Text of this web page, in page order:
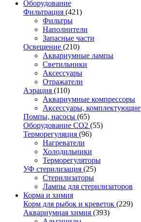
Оборудование
Фильтрация (421)
Фильтры
Наполнители
Запасные части
Освещение (210)
Аквариумные лампы
Светильники
Аксессуары
Отражатели
Аэрация (110)
Аквариумные компрессоры
Аксессуары, комплектующие
Помпы, насосы (65)
Оборудование CO2 (55)
Терморегуляция (96)
Нагреватели
Холодильники
Терморегуляторы
УФ стерилизация (25)
Стерилизаторы
Лампы для стерилизаторов
Корма и химия
Корм для рыбок и креветок (229)
Аквариумная химия (393)